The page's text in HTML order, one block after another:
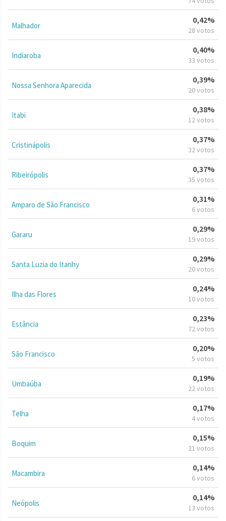
Malhador
0,42%
28 votos
Indiaroba
0,40%
33 votos
Nossa Senhora Aparecida
0,39%
20 votos
Itabi
0,38%
12 votos
Cristinápolis
0,37%
32 votos
Ribeirópolis
0,37%
35 votos
Amparo de São Francisco
0,31%
6 votos
Gararu
0,29%
19 votos
Santa Luzia do Itanhy
0,29%
20 votos
Ilha das Flores
0,24%
10 votos
Estância
0,23%
72 votos
São Francisco
0,20%
5 votos
Umbaúba
0,19%
22 votos
Telha
0,17%
4 votos
Boquim
0,15%
21 votos
Macambira
0,14%
6 votos
Neópolis
0,14%
13 votos